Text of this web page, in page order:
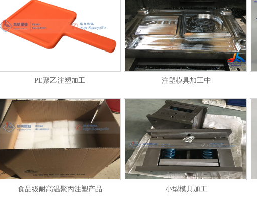
PE聚乙注塑加工 注塑模具加工中
食品级耐高温聚丙注塑产品 小型模具加工